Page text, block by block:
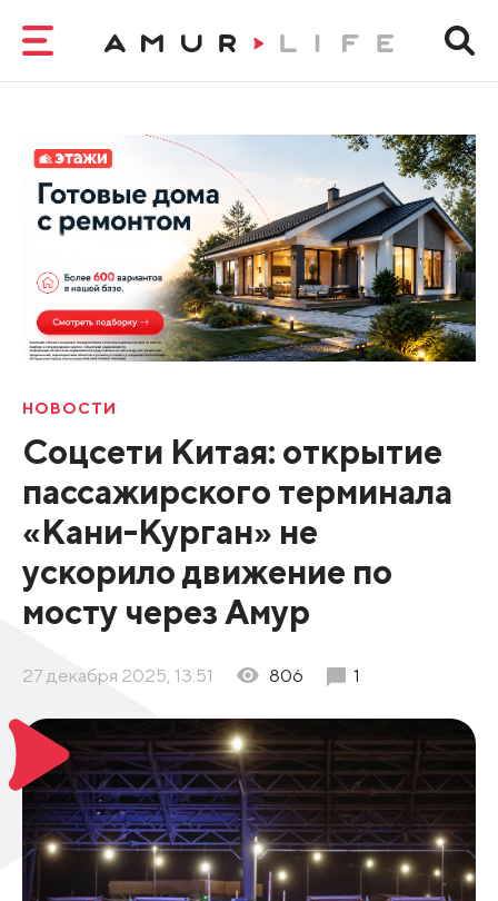
НОВОСТИ
Соцсети Китая: открытие
пассажирского терминала
«Кани-Курган» не
ускорило движение по
мосту через Амур
27 декабря 2025, 13:51 806 1